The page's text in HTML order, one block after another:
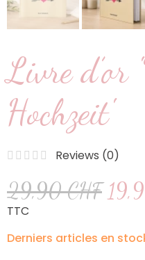
Livre d’or
Hochzeit'
Reviews (0)
29,90 CHF
TTC
Derniers articles en